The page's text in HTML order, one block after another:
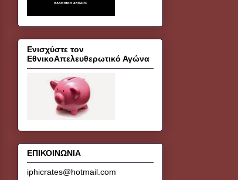
Ενισχύστε τον
ΕθνικοΑπελευθερωτικό Αγώνα
ΕΠΙΚΟΙΝΩΝΙΑ
iphicrates@hotmail.com